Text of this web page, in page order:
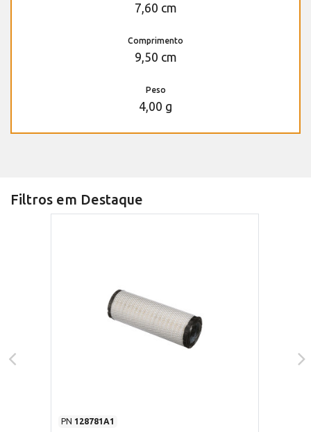
7,60 cm
Comprimento
9,50 cm
Peso
4,00 g
Filtros em Destaque
PN 128781A1